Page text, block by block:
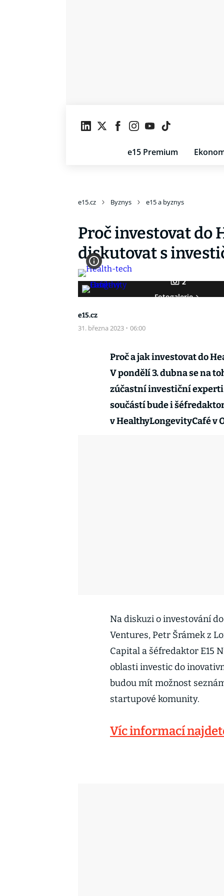
e15 Premium
e15.cz Byznys e15 a byznys
Proč investovat do
diskutovat s
2
Fotogalerie
e15.cz
31. března 2023 · 06:00
Proč a jak investovat do
V pondělí 3. dubna se na
zúčastní investiční experti
součástí bude i
v HealthyLongevityCafé v
Na diskuzi o investování
Ventures, Petr Šrámek z
Capital a šéfredaktor E15
oblasti investic do
budou mít možnost
startupové komunity.
Víc informací